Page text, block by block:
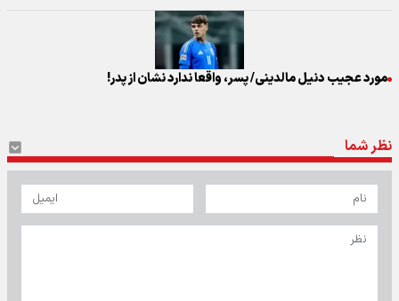
مورد عجیب دنیل مالدینی/ پسر، واقعا ندارد نشان از پدر!
نظر شما